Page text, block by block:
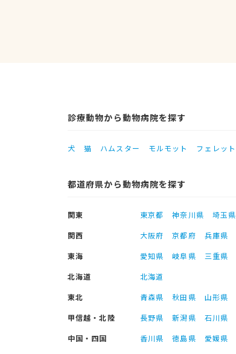
診療動物から動物病院を探す
犬 猫 ハムスター モルモット フェレット
都道府県から動物病院を探す
関東 東京都 神奈川県 埼玉県
関西
大阪府 京都府 兵庫県
東海
愛知県 岐阜県 三重県
北海道
北海道
東北
青森県 秋田県 山形県
甲信越・北陸
長野県 新潟県 石川県
中国・四国
香川県 徳島県 愛媛県